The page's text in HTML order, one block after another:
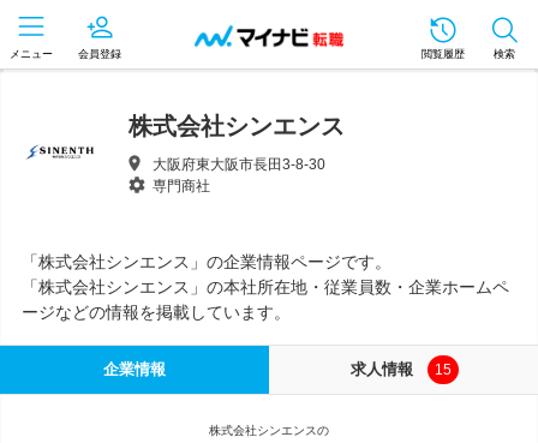
メニュー 会員登録 閲覧履歴 検索
株式会社シンエンス
大阪府東大阪市長田3-8-30
専門商社
「株式会社シンエンス」の企業情報ページです。
「株式会社シンエンス」の本社所在地・従業員数・企業ホームペ
ージなどの情報を掲載しています。
企業情報 求人情報 15
株式会社シンエンスの